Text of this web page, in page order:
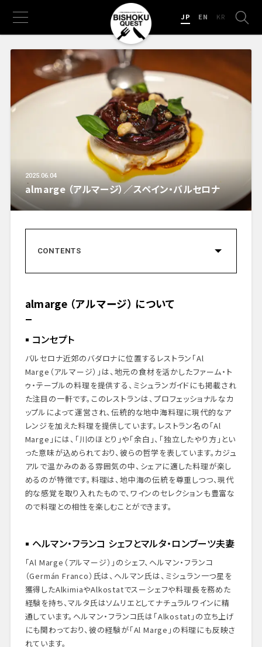
EN
JP KR
2025.06.04
almarge （アルマージ）／スペイン・バルセロナ
CONTENTS
妻
ダイニングプレリュード
ダイニングスペース
メニュープレゼンテーション
スタータードリンク
実際に味わった料理
デザート＆フィナーレ
まとめと感想
予約とアクセス情報
almarge （アルマージ） について
コンセプト
バルセロナ近郊のバダロナに位置するレストラン「Al
Marge（アルマージ）」は、地元の食材を活かしたファーム・ト
ゥ・テーブルの料理を提供する、ミシュランガイドにも掲載され
た注目の一軒です。このレストランは、プロフェッショナルなカ
ップルによって運営され、伝統的な地中海料理に現代的なア
レンジを加えた料理を提供しています。レストラン名の「Al
Marge」には、「川のほとり」や「余白」、「独立したやり方」とい
った意味が込められており、彼らの哲学を表しています。カジュ
アルで温かみのある雰囲気の中、シェアに適した料理が楽し
めるのが特徴です。料理は、地中海の伝統を尊重しつつ、現代
的な感覚を取り入れたもので、ワインのセレクションも豊富な
ので料理との相性を楽しむことができます。
ヘルマン・フランコ シェフとマルタ・ロンブーツ夫妻
「Al Marge（アルマージ）」のシェフ、ヘルマン・フランコ
（Germán Franco）氏は、ヘルマン氏は、ミシュラン一つ星を
獲得したAlkimiaやAlkostatでスーシェフや料理長を務めた
経験を持ち、マルタ氏はソムリエとしてナチュラルワインに精
通しています。ヘルマン・フランコ氏は「Alkostat」の立ち上げ
にも関わっており、彼の経験が「Al Marge」の料理にも反映さ
れています。